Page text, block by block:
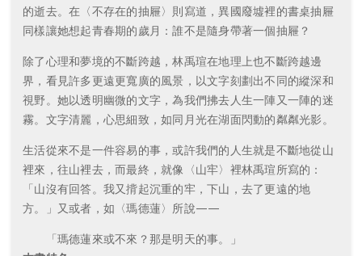
的逝去。在〈不存在的抽屜〉則寫道，異國廢墟裡的書桌抽屜
同樣讓她想起青春期的歲月：誰不是隨身帶著一個抽屜？
除了心理和夢境的不斷跨越，林禹瑄在地理上也不斷跨越邊
界，看見許多更遠更寬廣的風景，以文字刻劃出不同的縱深和
視野。她以透明幽微的文字，為我們拂去人生一陣又一陣的迷
霧。文字清麗，心思細致，如同月光在湖面閃動的粼粼光影。
生活從來不是一件容易的事，或許我們的人生就是不斷地從山
裡來，往山裡去，而最終，就像〈山牢〉裡林禹瑄所寫的：
「山沒有回答。我又揹起沉重的牢，下山，去了更遠的地
方。」又或者，如〈瑪德蓮〉所說——
「瑪德蓮來或不來？那是明天的事。」